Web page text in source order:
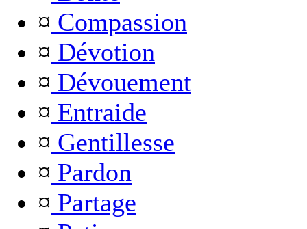
¤ Compassion
¤ Dévotion
¤ Dévouement
¤ Entraide
¤ Gentillesse
¤ Pardon
¤ Partage